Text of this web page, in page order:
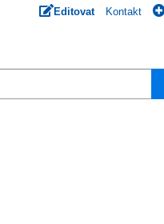
Editovat Kontakt